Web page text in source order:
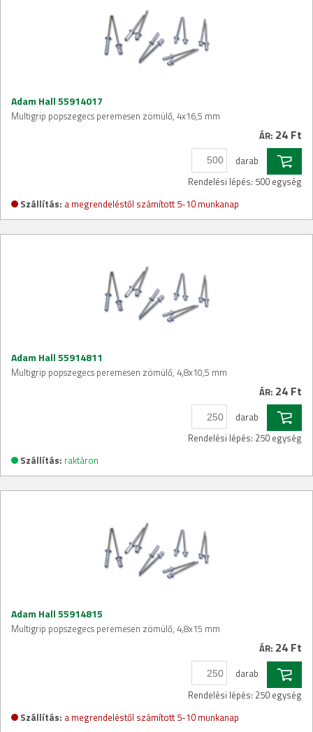
Adam Hall 55914017
Multigrip popszegecs peremesen zömülő, 4x16,5 mm
ÁR: 24 Ft
darab
Rendelési lépés: 500 egység
Szállítás: a megrendeléstől számított 5-10 munkanap
Adam Hall 55914811
Multigrip popszegecs peremesen zömülő, 4,8x10,5 mm
ÁR: 24 Ft
darab
Rendelési lépés: 250 egység
Szállítás: raktáron
Adam Hall 55914815
Multigrip popszegecs peremesen zömülő, 4,8x15 mm
ÁR: 24 Ft
darab
Rendelési lépés: 250 egység
Szállítás: a megrendeléstől számított 5-10 munkanap